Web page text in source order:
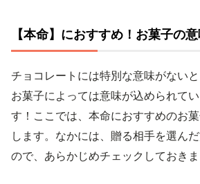
【本命】におすすめ！お菓子の
チョコレートには特別な意味がないと
お菓子によっては意味が込められて
す！ここでは、本命におすすめのお
します。なかには、贈る相手を選ん
ので、あらかじめチェックしておきま